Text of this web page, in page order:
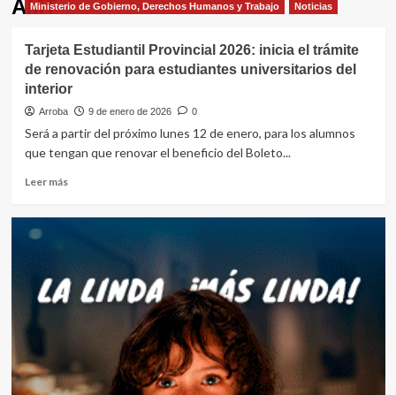
AMT
Ministerio de Gobierno, Derechos Humanos y Trabajo
Noticias
Tarjeta Estudiantil Provincial 2026: inicia el trámite
de renovación para estudiantes universitarios del
interior
Arroba 9 de enero de 2026 0
Será a partir del próximo lunes 12 de enero, para los alumnos
que tengan que renovar el beneficio del Boleto...
Leer másLeer
Estudiantil
Provincial
2026:
inicia
trámite
de
renovación
para